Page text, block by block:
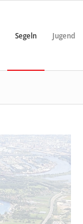
Segeln Jugend